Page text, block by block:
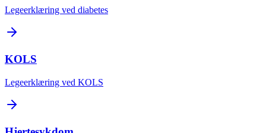
Legeerklæring ved diabetes
KOLS
Legeerklæring ved KOLS